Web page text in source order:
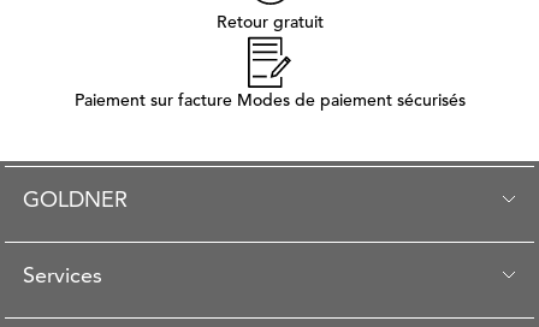
Retour gratuit
Paiement sur facture Modes de paiement sécurisés
GOLDNER
Services